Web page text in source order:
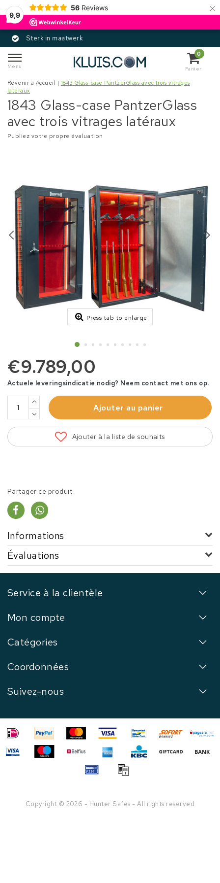
9,9
56 Reviews ×
Menu
0
Panier
Revenir à Accueil | 1843 Glass-case PantzerGlass avec trois vitrages
latéraux
1843 Glass-case PantzerGlass
avec trois vitrages latéraux
Publiez votre propre évaluation
Press tab to enlarge
€9.789,00
Actuele leveringsindicatie nodig? Neem contact met ons op.
Ajouter au panier
Ajouter à la liste de souhaits
Partager ce produit
Informations
Évaluations
Service à la clientèle
Mon compte
Catégories
Coordonnées
Suivez-nous
Copyright © 2026 - Hunter Safes - All rights reserved